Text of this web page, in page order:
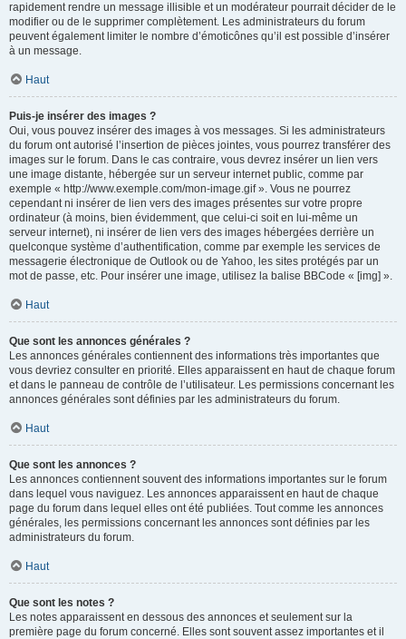
rapidement rendre un message illisible et un modérateur pourrait décider de le
modifier ou de le supprimer complètement. Les administrateurs du forum
peuvent également limiter le nombre d’émoticônes qu’il est possible d’insérer
à un message.
Haut
Puis-je insérer des images ?
Oui, vous pouvez insérer des images à vos messages. Si les administrateurs
du forum ont autorisé l’insertion de pièces jointes, vous pourrez transférer des
images sur le forum. Dans le cas contraire, vous devrez insérer un lien vers
une image distante, hébergée sur un serveur internet public, comme par
exemple « http://www.exemple.com/mon-image.gif ». Vous ne pourrez
cependant ni insérer de lien vers des images présentes sur votre propre
ordinateur (à moins, bien évidemment, que celui-ci soit en lui-même un
serveur internet), ni insérer de lien vers des images hébergées derrière un
quelconque système d’authentification, comme par exemple les services de
messagerie électronique de Outlook ou de Yahoo, les sites protégés par un
mot de passe, etc. Pour insérer une image, utilisez la balise BBCode « [img] ».
Haut
Que sont les annonces générales ?
Les annonces générales contiennent des informations très importantes que
vous devriez consulter en priorité. Elles apparaissent en haut de chaque forum
et dans le panneau de contrôle de l’utilisateur. Les permissions concernant les
annonces générales sont définies par les administrateurs du forum.
Haut
Que sont les annonces ?
Les annonces contiennent souvent des informations importantes sur le forum
dans lequel vous naviguez. Les annonces apparaissent en haut de chaque
page du forum dans lequel elles ont été publiées. Tout comme les annonces
générales, les permissions concernant les annonces sont définies par les
administrateurs du forum.
Haut
Que sont les notes ?
Les notes apparaissent en dessous des annonces et seulement sur la
première page du forum concerné. Elles sont souvent assez importantes et il